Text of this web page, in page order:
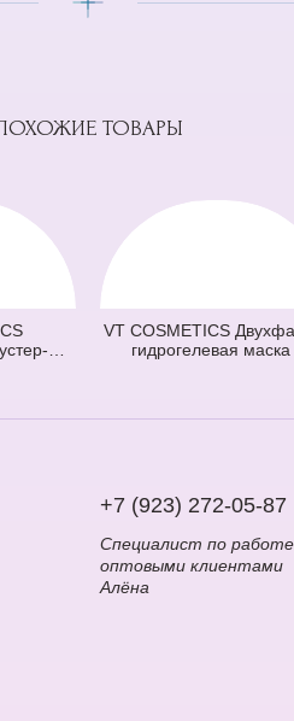
ТОВАРЫ
VT COSMETICS
гидрогелевая маска
+7 (923) 272-05-87
Специалист по
оптовыми клиентами
Алёна